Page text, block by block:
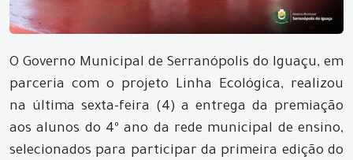
O Governo Municipal de Serranópolis do Iguaçu, em
parceria com o projeto Linha Ecológica, realizou
na última sexta-feira (4) a entrega da premiação
aos alunos do 4º ano da rede municipal de ensino,
selecionados para participar da primeira edição do